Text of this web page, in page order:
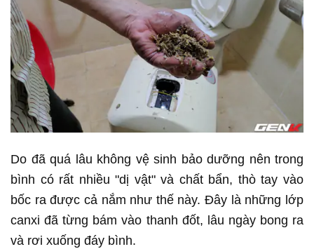
Do đã quá lâu không vệ sinh bảo dưỡng nên trong
bình có rất nhiều "dị vật" và chất bẩn, thò tay vào
bốc ra được cả nắm như thế này. Đây là những lớp
canxi đã từng bám vào thanh đốt, lâu ngày bong ra
và rơi xuống đáy bình.